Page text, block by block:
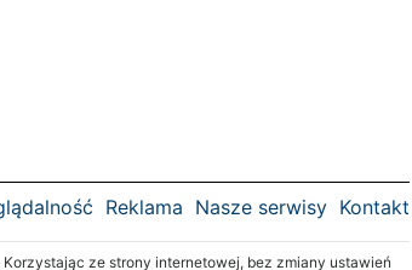
Reklama Nasze serwisy Kontakt
ze strony internetowej, bez zmiany ustawień